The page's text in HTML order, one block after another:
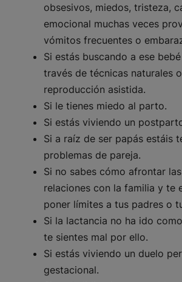
obsesivos, miedos, tristeza,
emocional muchas veces
vómitos frecuentes o
Si estás buscando a ese
través de técnicas naturales
reproducción asistida.
Si le tienes miedo al parto.
Si estás viviendo un
Si a raíz de ser papás estáis
problemas de pareja.
Si no sabes cómo afrontar
relaciones con la familia y te
poner límites a tus padres o
Si la lactancia no ha ido
te sientes mal por ello.
Si estás viviendo un duelo
gestacional.